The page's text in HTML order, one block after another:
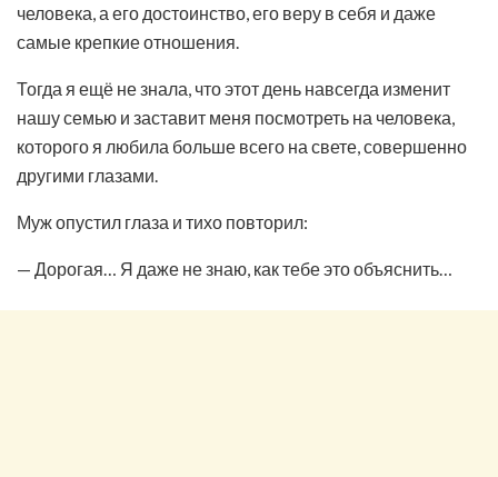
человека, а его достоинство, его веру в себя и даже
самые крепкие отношения.
Тогда я ещё не знала, что этот день навсегда изменит
нашу семью и заставит меня посмотреть на человека,
которого я любила больше всего на свете, совершенно
другими глазами.
Муж опустил глаза и тихо повторил:
— Дорогая… Я даже не знаю, как тебе это объяснить…